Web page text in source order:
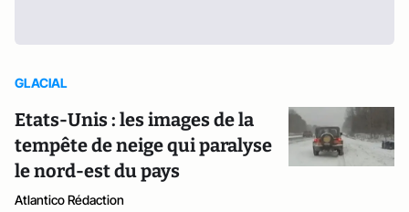
GLACIAL
Etats-Unis : les images de la
tempête de neige qui paralyse
le nord-est du pays
Atlantico Rédaction